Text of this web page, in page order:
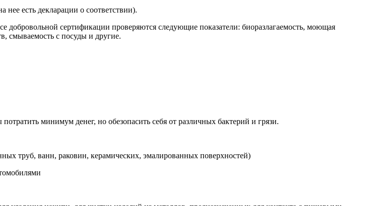
нее есть декларации о соответствии).
сертификации проверяются следующие показатели: биоразлагаемость, моющая
смываемость с посуды и другие.
минимум денег, но обезопасить себя от различных бактерий и грязи.
труб, ванн, раковин, керамических, эмалированных поверхностей)